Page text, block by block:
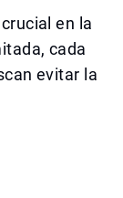
en la
cada
evitar la